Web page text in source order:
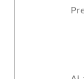
Press Up non sarà responsabile per